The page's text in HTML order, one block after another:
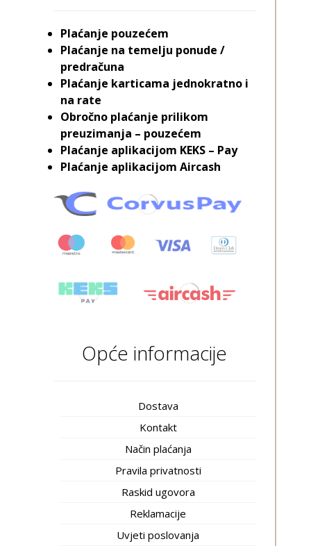
Plaćanje pouzećem
Plaćanje na temelju ponude /
predračuna
Plaćanje karticama jednokratno i
na rate
Obročno plaćanje prilikom
preuzimanja – pouzećem
Plaćanje aplikacijom KEKS – Pay
Plaćanje aplikacijom Aircash
Opće informacije
Dostava
Kontakt
Način plaćanja
Pravila privatnosti
Raskid ugovora
Reklamacije
Uvjeti poslovanja